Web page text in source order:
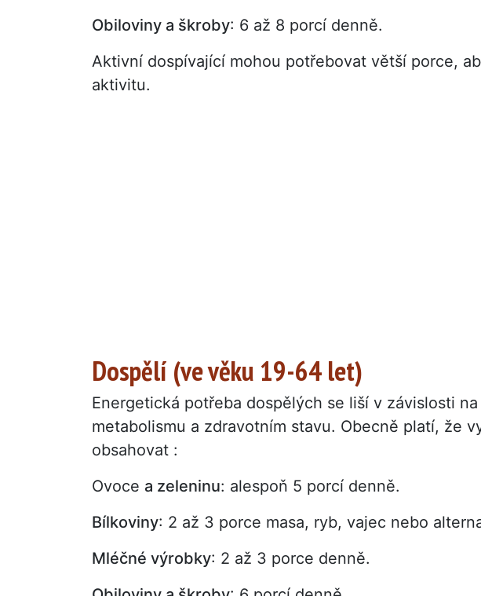
Obiloviny a škroby: 6 až 8 porcí denně.
Aktivní dospívající mohou potřebovat větší porce,
aktivitu.
Dospělí (ve věku 19-64 let)
Energetická potřeba dospělých se liší v závislosti
metabolismu a zdravotním stavu. Obecně platí, že
obsahovat :
Ovoce a zeleninu: alespoň 5 porcí denně.
Bílkoviny: 2 až 3 porce masa, ryb, vajec nebo
Mléčné výrobky: 2 až 3 porce denně.